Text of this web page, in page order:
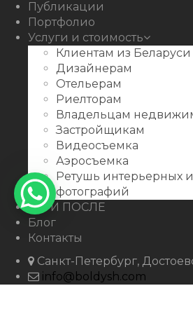
Публикации
Портфолио
Услуги и стоимость
Клиентам из Беларуси
Дизайнерам
Отельерам
Риелторам
Владельцам
Застройщикам
Видеосъемка
Аэросъемка
Ретушь интерьерных
фотографий
ДО И ПОСЛЕ
Блог
Контакты
Санкт-Петербург,
info@boldysh.com